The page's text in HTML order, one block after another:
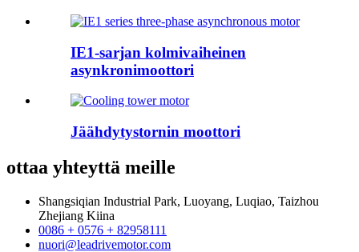
IE1-sarjan kolmivaiheinen
asynkronimoottori
Jäähdytystornin moottori
ottaa yhteyttä meille
Shangsiqian Industrial Park, Luoyang, Luqiao, Taizhou
Zhejiang Kiina
0086 + 0576 + 82958111
nuori@leadrivemotor.com